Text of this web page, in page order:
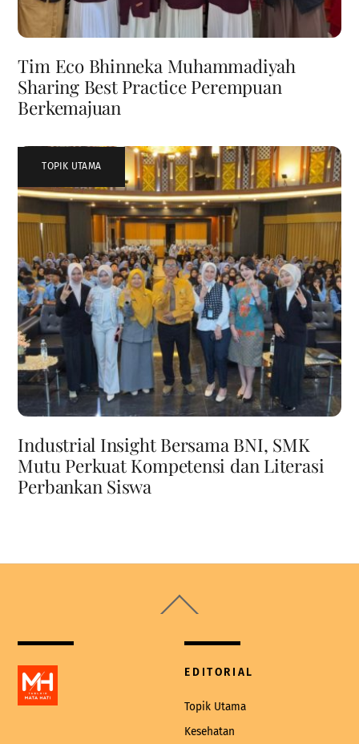
Tim Eco Bhinneka Muhammadiyah
Sharing Best Practice Perempuan
Berkemajuan
TOPIK UTAMA
Industrial Insight Bersama BNI, SMK
Mutu Perkuat Kompetensi dan Literasi
Perbankan Siswa
To
EDITORIAL
Topik Utama
Kesehatan